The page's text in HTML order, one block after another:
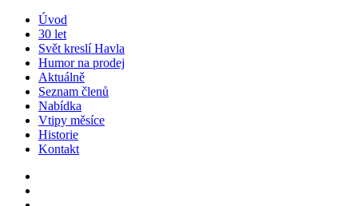
Úvod
30 let
Svět kreslí Havla
Humor na prodej
Aktuálně
Seznam členů
Nabídka
Vtipy měsíce
Historie
Kontakt